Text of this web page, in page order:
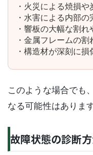
・火災による焼損や
・水害による内部
・響板の大幅な割れ
・金属フレームの
・構造材が深刻に
このような場合でも
なる可能性はあります
故障状態の診断